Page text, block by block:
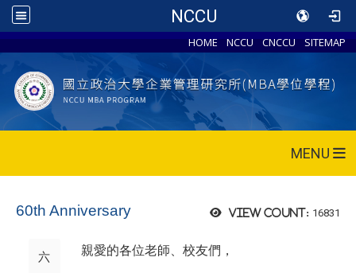
NCCU
HOME NCCU CNCCU SITEMAP
MENU
View count: 16831
60th Anniversary
六
親愛的各位老師、校友們，